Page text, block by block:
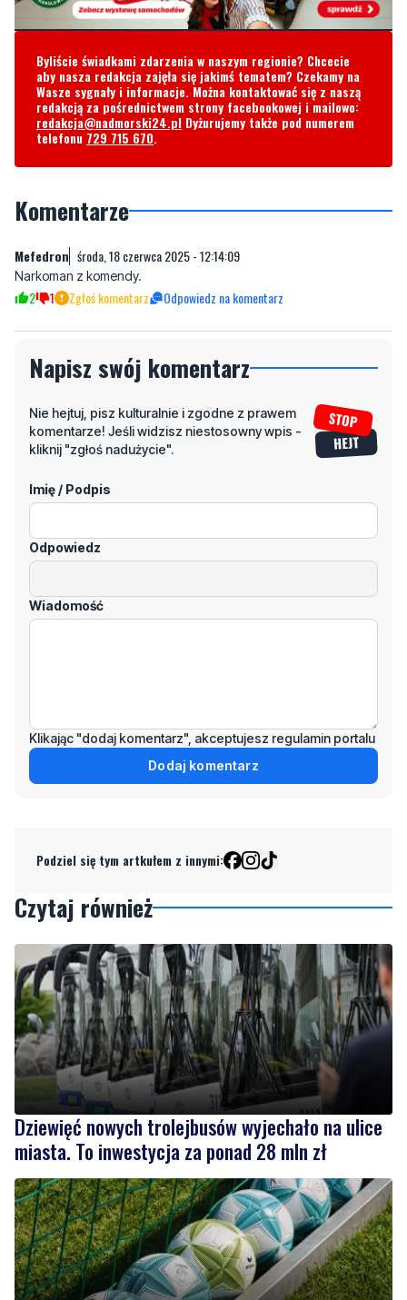
Byliście świadkami zdarzenia w naszym regionie? Chcecie
aby nasza redakcja zajęła się jakimś tematem? Czekamy na
Wasze sygnały i informacje. Można kontaktować się z naszą
redakcją za pośrednictwem strony facebookowej i mailowo:
redakcja@nadmorski24.pl Dyżurujemy także pod numerem
telefonu 729 715 670.
Komentarze
Mefedron środa, 18 czerwca 2025 - 12:14:09
Narkoman z komendy.
2 1 Zgłoś komentarz Odpowiedz na komentarz
Napisz swój komentarz
Nie hejtuj, pisz kulturalnie i zgodne z prawem
komentarze! Jeśli widzisz niestosowny wpis -
kliknij "zgłoś nadużycie".
Imię / Podpis
Odpowiedz
Wiadomość
Klikając "dodaj komentarz", akceptujesz regulamin portalu
Dodaj komentarz
Podziel się tym artkułem z innymi:
Czytaj również
Dziewięć nowych trolejbusów wyjechało na ulice
miasta. To inwestycja za ponad 28 mln zł